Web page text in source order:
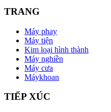
TRANG
Máy phay
Máy tiện
Kim loại hình thành
Máy nghiền
Máy cưa
Máykhoan
TIẾP XÚC